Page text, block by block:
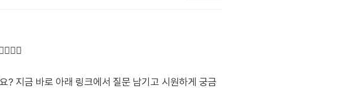
? 지금 바로 아래 링크에서 질문 남기고 시원하게 궁금